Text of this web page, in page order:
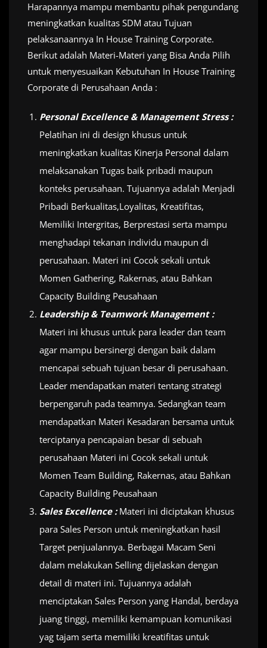
Harapannya mampu membantu pihak pengundang
meningkatkan kualitas SDM atau Tujuan
pelaksanaannya In House Training Corporate.
Berikut adalah Materi-Materi yang Bisa Anda Pilih
untuk menyesuaikan Kebutuhan In House Training
Corporate di Perusahaan Anda :
Personal Excellence & Management Stress :
Pelatihan ini di design khusus untuk
meningkatkan kualitas Kinerja Personal dalam
melaksanakan Tugas baik pribadi maupun
konteks perusahaan. Tujuannya adalah Menjadi
Pribadi Berkualitas,Loyalitas, Kreatifitas,
Memiliki Intergritas, Berprestasi serta mampu
menghadapi tekanan individu maupun di
perusahaan. Materi ini Cocok sekali untuk
Momen Gathering, Rakernas, atau Bahkan
Capacity Building Peusahaan
Leadership & Teamwork Management :
Materi ini khusus untuk para leader dan team
agar mampu bersinergi dengan baik dalam
mencapai sebuah tujuan besar di perusahaan.
Leader mendapatkan materi tentang strategi
berpengaruh pada teamnya. Sedangkan team
mendapatkan Materi Kesadaran bersama untuk
terciptanya pencapaian besar di sebuah
perusahaan Materi ini Cocok sekali untuk
Momen Team Building, Rakernas, atau Bahkan
Capacity Building Peusahaan
Sales Excellence :Materi ini diciptakan khusus
para Sales Person untuk meningkatkan hasil
Target penjualannya. Berbagai Macam Seni
dalam melakukan Selling dijelaskan dengan
detail di materi ini. Tujuannya adalah
menciptakan Sales Person yang Handal, berdaya
juang tinggi, memiliki kemampuan komunikasi
yag tajam serta memiliki kreatifitas untuk